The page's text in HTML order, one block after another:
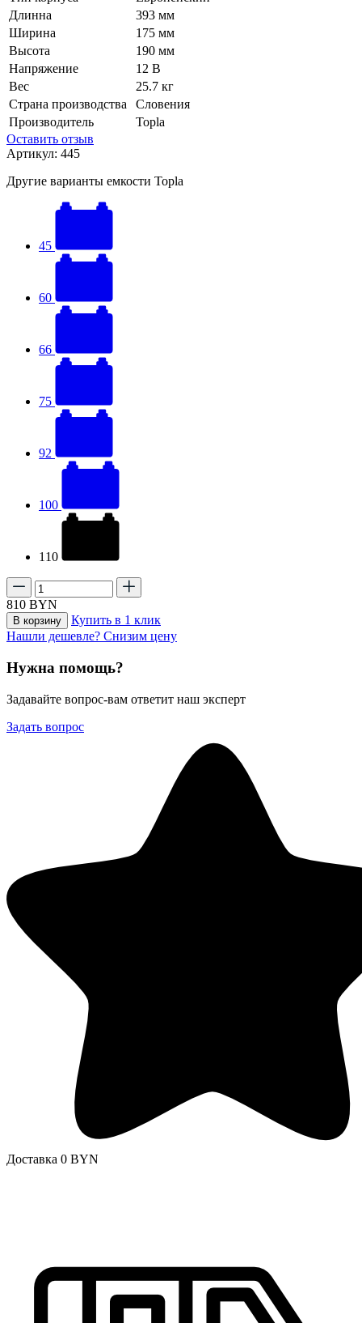
Длинна
393 мм
Ширина
175 мм
Высота
190 мм
Напряжение
12 В
Вес
25.7 кг
Страна производства
Словения
Производитель
Topla
Оставить отзыв
Артикул: 445
Другие варианты емкости Topla
45
60
66
75
92
100
110
810 BYN
В корзину
Купить в 1 клик
Нашли дешевле? Снизим цену
Нужна помощь?
Задавайте вопрос-вам ответит наш эксперт
Задать вопрос
Доставка 0 BYN